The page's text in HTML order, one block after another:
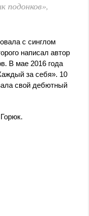
подонков»,
с синглом
написал автор
В мае 2016 года
за себя». 10
свой дебютный